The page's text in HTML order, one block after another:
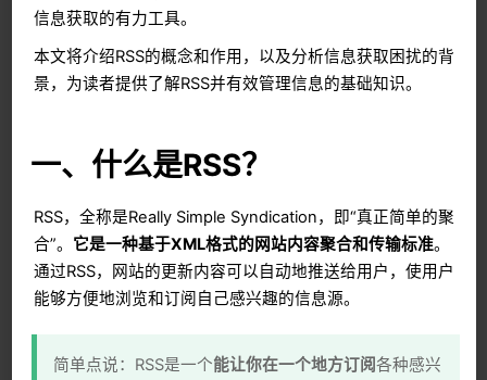
信息获取的有力工具。
本文将介绍RSS的概念和作用，以及分析信息获取困扰的背
景，为读者提供了解RSS并有效管理信息的基础知识。
一、什么是RSS？
RSS，全称是Really Simple Syndication，即“真正简单的聚
合”。 它是一种基于XML格式的网站内容聚合和传输标准。
通过RSS，网站的更新内容可以自动地推送给用户，使用户
能够方便地浏览和订阅自己感兴趣的信息源。
简单点说：RSS是一个能让你在一个地方订阅各种感兴